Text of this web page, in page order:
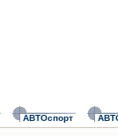
АВТОспорт